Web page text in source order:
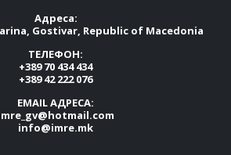
Адреса:
Gostivar, Republic of Macedonia
ТЕЛЕФОН:
+389 70 434 434
+389 42 222 076
EMAIL АДРЕСА:
info@imre.mk